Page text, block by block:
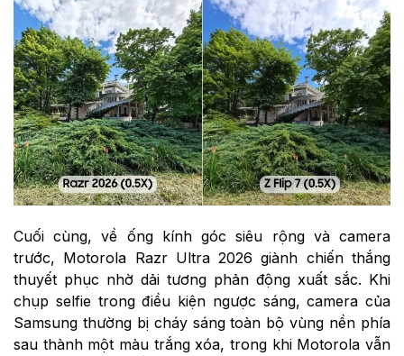
Cuối cùng, về ống kính góc siêu rộng và camera
trước, Motorola Razr Ultra 2026 giành chiến thắng
thuyết phục nhờ dải tương phản động xuất sắc. Khi
chụp selfie trong điều kiện ngược sáng, camera của
Samsung thường bị cháy sáng toàn bộ vùng nền phía
sau thành một màu trắng xóa, trong khi Motorola vẫn